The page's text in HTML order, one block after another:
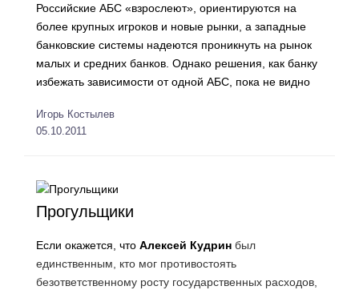
Российские АБС «взрослеют», ориентируются на
более крупных игроков и новые рынки, а западные
банковские системы надеются проникнуть на рынок
малых и средних банков. Однако решения, как банку
избежать зависимости от одной АБС, пока не видно
Игорь Костылев
05.10.2011
Прогульщики
Если окажется, что Алексей Кудрин был
единственным, кто мог противостоять
безответственному росту государственных расходов,